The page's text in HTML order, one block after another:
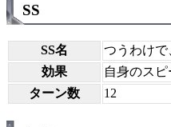
SS
SS名
つうわけ
効果
自身のス
ターン数
12